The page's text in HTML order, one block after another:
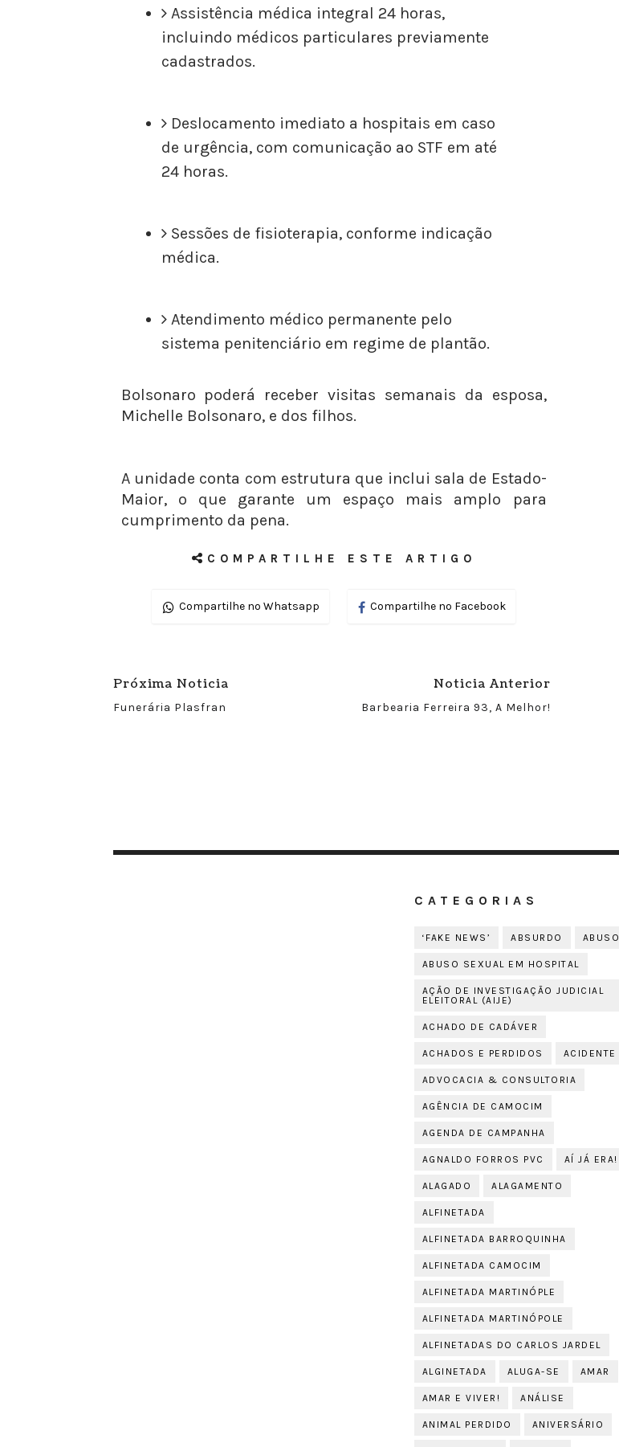
Assistência médica integral 24 horas,
incluindo médicos particulares previamente
cadastrados.
Deslocamento imediato a hospitais em caso
de urgência, com comunicação ao STF em até
24 horas.
Sessões de fisioterapia, conforme indicação
médica.
Atendimento médico permanente pelo
sistema penitenciário em regime de plantão.
Bolsonaro poderá receber visitas semanais da esposa,
Michelle Bolsonaro, e dos filhos.
A unidade conta com estrutura que inclui sala de Estado-
Maior, o que garante um espaço mais amplo para
cumprimento da pena.
COMPARTILHE ESTE ARTIGO
Compartilhe no Whatsapp Compartilhe no Facebook
Próxima Noticia
Funerária Plasfran
Noticia Anterior
Barbearia Ferreira 93, A Melhor!
CATEGORIAS
‘FAKE NEWS’ ABSURDO ABUSO
ABUSO SEXUAL EM HOSPITAL
AÇÃO DE INVESTIGAÇÃO JUDICIAL
ELEITORAL (AIJE)
ACHADO DE CADÁVER
ACHADOS E PERDIDOS ACIDENTE
ADVOCACIA & CONSULTORIA
AGÊNCIA DE CAMOCIM
AGENDA DE CAMPANHA
AGNALDO FORROS PVC AÍ JÁ ERA!
ALAGADO ALAGAMENTO
ALFINETADA
ALFINETADA BARROQUINHA
ALFINETADA CAMOCIM
ALFINETADA MARTINÓPLE
ALFINETADA MARTINÓPOLE
ALFINETADAS DO CARLOS JARDEL
ALGINETADA ALUGA-SE AMAR
AMAR E VIVER! ANÁLISE
ANIMAL PERDIDO ANIVERSÁRIO